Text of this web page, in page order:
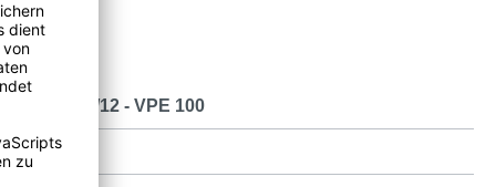
35ø/16m/12 - VPE 100